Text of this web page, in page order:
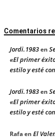
Comentarios
Jordi.1983en
«El primer
estilo y esté
Jordi.1983en
«El primer
estilo y esté
Rafaen El